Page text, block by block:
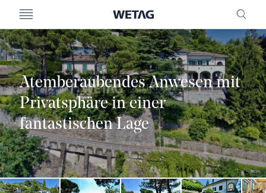
MENU
Atemberaubendes Anwesen mit
Privatsphäre in einer
fantastischen Lage